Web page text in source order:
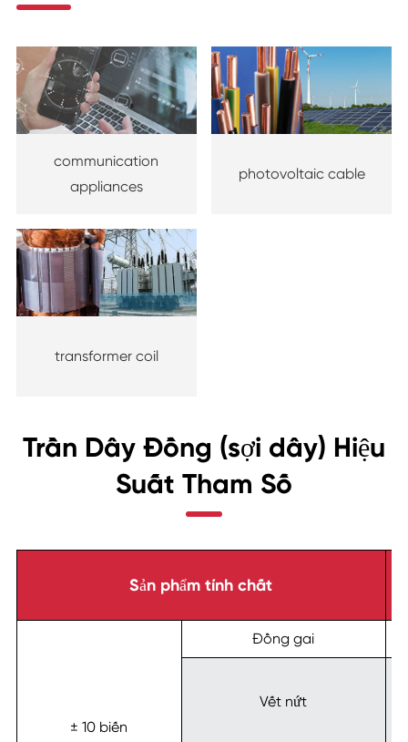
communication
appliances
photovoltaic cable
transformer coil
Trần Dây Đồng (sợi dây) Hiệu
Suất Tham Số
Sản phẩm tính chất
± 10 biến
Đồng gai
Vết nứt